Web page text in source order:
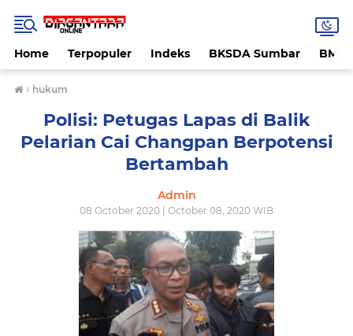
Home Terpopuler Indeks BKSDA Sumbar
› hukum
Polisi: Petugas Lapas di Balik
Pelarian Cai Changpan Berpotensi
Bertambah
Admin
08 October 2020 | October 08, 2020 WIB